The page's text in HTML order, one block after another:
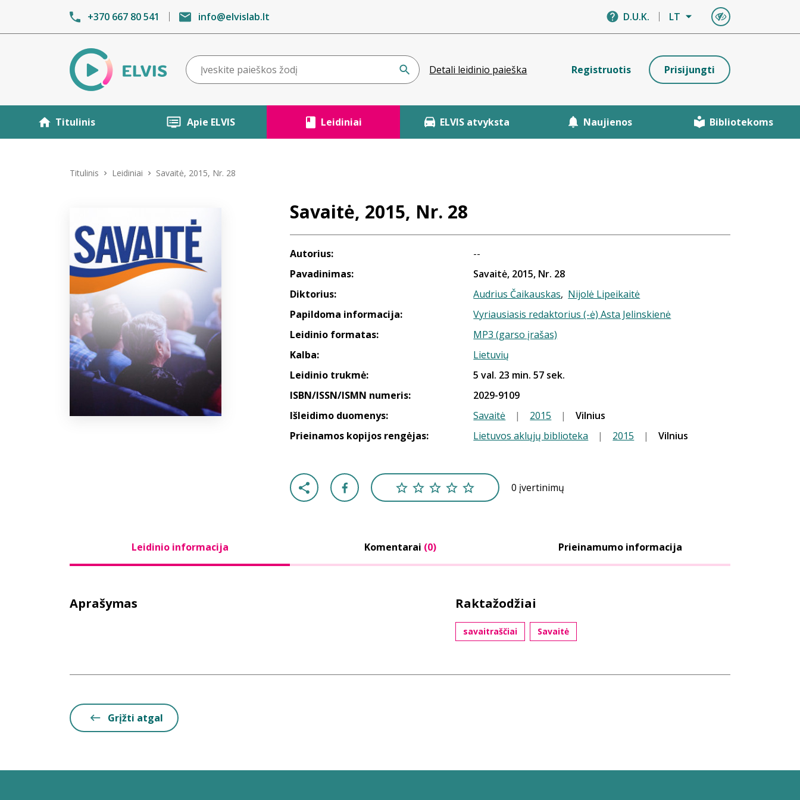
+370 667 80 541 info@elvislab.lt D.U.K. LT
Detali leidinio paieška Registruotis Prisijungti
Titulinis Apie ELVIS Leidiniai ELVIS atvyksta Naujienos Bibliotekoms
Titulinis Leidiniai Savaitė, 2015, Nr. 28
Savaitė, 2015, Nr. 28
Autorius:
--
Pavadinimas:
Savaitė, 2015, Nr. 28
Diktorius:
Audrius Čaikauskas, Nijolė Lipeikaitė
Papildoma informacija:
Vyriausiasis redaktorius (-ė) Asta Jelinskienė
Leidinio formatas:
MP3 (garso įrašas)
Kalba:
Lietuvių
Leidinio trukmė:
5 val. 23 min. 57 sek.
ISBN/ISSN/ISMN numeris:
2029-9109
Išleidimo duomenys:
Savaitė | 2015 |
Vilnius
Prieinamos kopijos rengėjas:
Lietuvos aklųjų biblioteka | 2015 | Vilnius
0 įvertinimų
Leidinio informacija Komentarai (0) Prieinamumo informacija
Aprašymas Raktažodžiai
savaitraščiai Savaitė
Grįžti atgal